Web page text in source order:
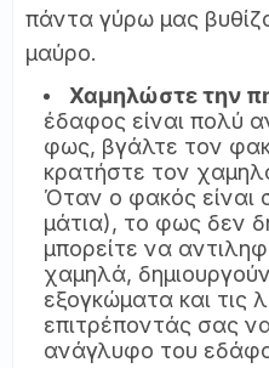
πάντα γύρω μας
μαύρο.
Χαμηλώστε την
έδαφος είναι πολύ
φως, βγάλτε τον
κρατήστε τον
Όταν ο φακός είναι
μάτια), το φως δεν
μπορείτε να
χαμηλά,
εξογκώματα και τις
επιτρέποντάς σας
ανάγλυφο του